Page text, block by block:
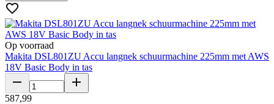
Op voorraad
Makita DSL801ZU Accu langnek schuurmachine 225mm met AWS
18V Basic Body in tas
587,99